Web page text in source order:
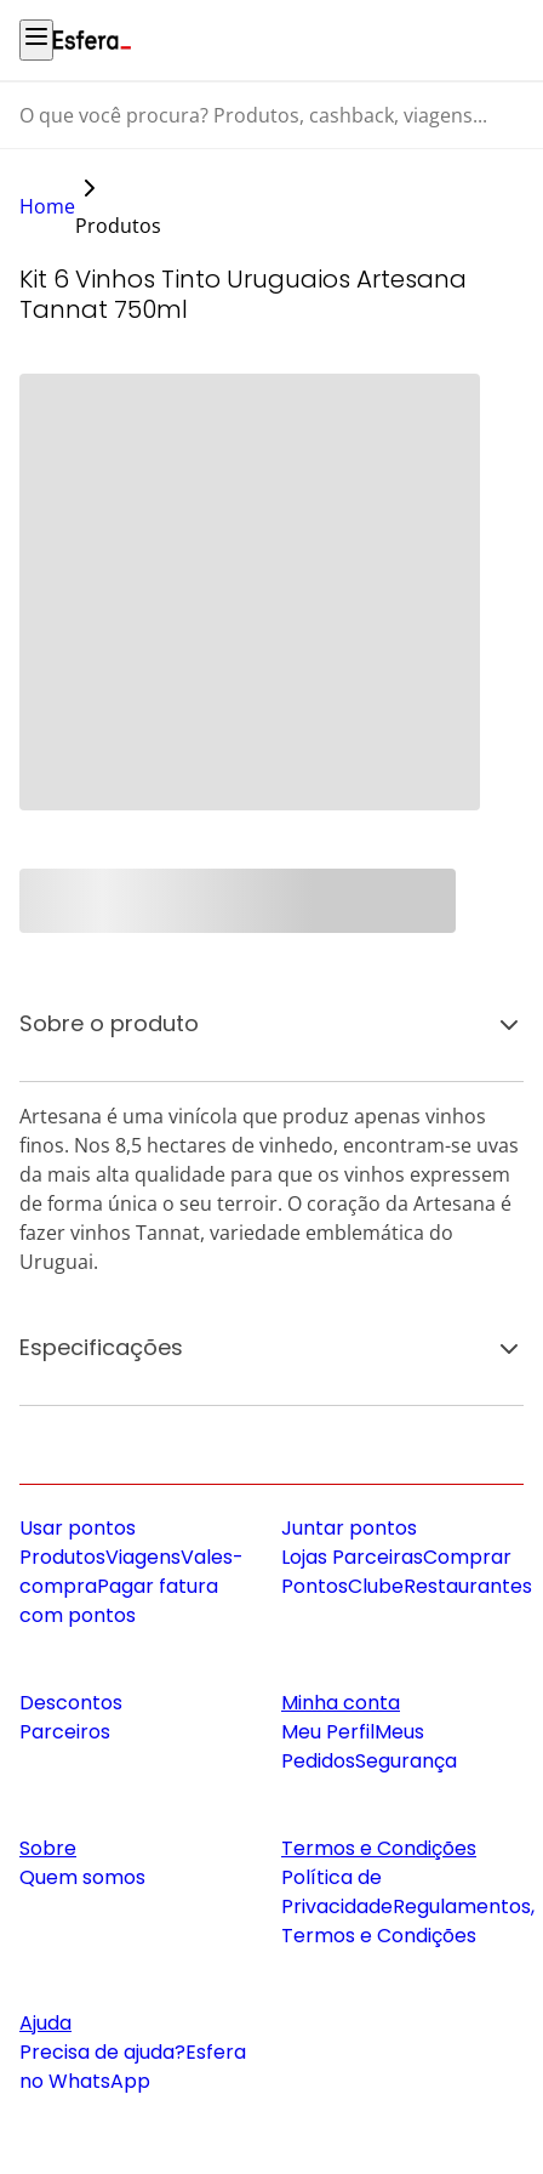
O que você procura? Produtos, cashback, viagens...
Home
Produtos
Kit 6 Vinhos Tinto Uruguaios Artesana
Tannat 750ml
Sobre o produto
Artesana é uma vinícola que produz apenas vinhos
finos. Nos 8,5 hectares de vinhedo, encontram-se uvas
da mais alta qualidade para que os vinhos expressem
de forma única o seu terroir. O coração da Artesana é
fazer vinhos Tannat, variedade emblemática do
Uruguai.
Especificações
Usar pontos
ProdutosViagensVales-
compraPagar fatura
com pontos
Juntar pontos
Lojas ParceirasComprar
PontosClubeRestaurantes
Descontos
Parceiros
Minha conta
Meu PerfilMeus
PedidosSegurança
Sobre
Quem somos
Termos e Condições
Política de
PrivacidadeRegulamentos,
Termos e Condições
Ajuda
Precisa de ajuda?Esfera
no WhatsApp